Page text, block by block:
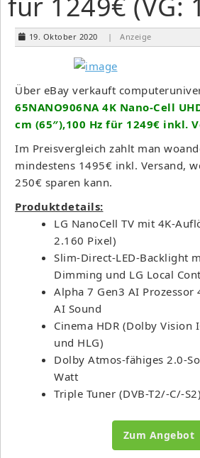
19. Oktober 2020 | Anzeige
Über eBay verkauft
65NANO906NA 4K Nano-Cell
cm (65″),100 Hz für 1249€ inkl.
Im Preisvergleich zahlt man
mindestens 1495€ inkl. Versand,
250€ sparen kann.
Produktdetails:
LG NanoCell TV mit 4K-
2.160 Pixel)
Slim-Direct-LED-Backlight
Dimming und LG Local
Alpha 7 Gen3 AI Prozessor
AI Sound
Cinema HDR (Dolby Vision
und HLG)
Dolby Atmos-fähiges 2.0-
Watt
Triple Tuner (DVB-T2/-C/-S2)
Zum Angebot